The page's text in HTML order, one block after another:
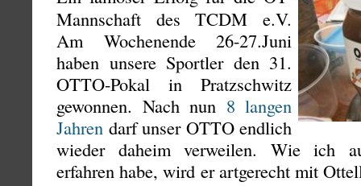
Mannschaft des TCDM e.V.
Am Wochenende 26-27.Juni
haben unsere Sportler den 31.
OTTO-Pokal in Pratzschwitz
gewonnen. Nach nun 8 langen
Jahren darf unser OTTO endlich
wieder daheim verweilen. Wie ich
erfahren habe, wird er artgerecht mit